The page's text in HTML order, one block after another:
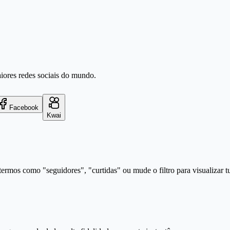
redes sociais do mundo.
Facebook
Kwai
como "seguidores", "curtidas" ou mude o filtro para visualizar